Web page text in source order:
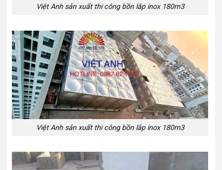
Việt Anh sản xuất thi công bồn lắp inox 180m3
Việt Anh sản xuất thi công bồn lắp inox 180m3